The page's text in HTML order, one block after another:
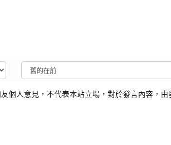
個人意見，不代表本站立場，對於發言內容，由